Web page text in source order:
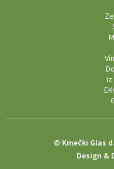
© Kmečki Glas
Design &